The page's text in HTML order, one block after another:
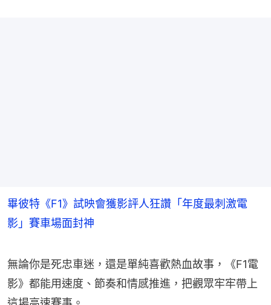
畢彼特《F1》試映會獲影評人狂讚「年度最刺激電
影」賽車場面封神
無論你是死忠車迷，還是單純喜歡熱血故事，《F1電
影》都能用速度、節奏和情感推進，把觀眾牢牢帶上